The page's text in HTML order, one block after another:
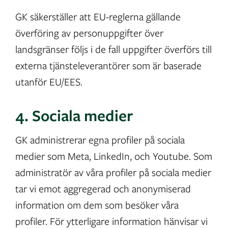
GK säkerställer att EU-reglerna gällande
överföring av personuppgifter över
landsgränser följs i de fall uppgifter överförs till
externa tjänsteleverantörer som är baserade
utanför EU/EES.
4. Sociala medier
GK administrerar egna profiler på sociala
medier som Meta, LinkedIn, och Youtube. Som
administratör av våra profiler på sociala medier
tar vi emot aggregerad och anonymiserad
information om dem som besöker våra
profiler. För ytterligare information hänvisar vi